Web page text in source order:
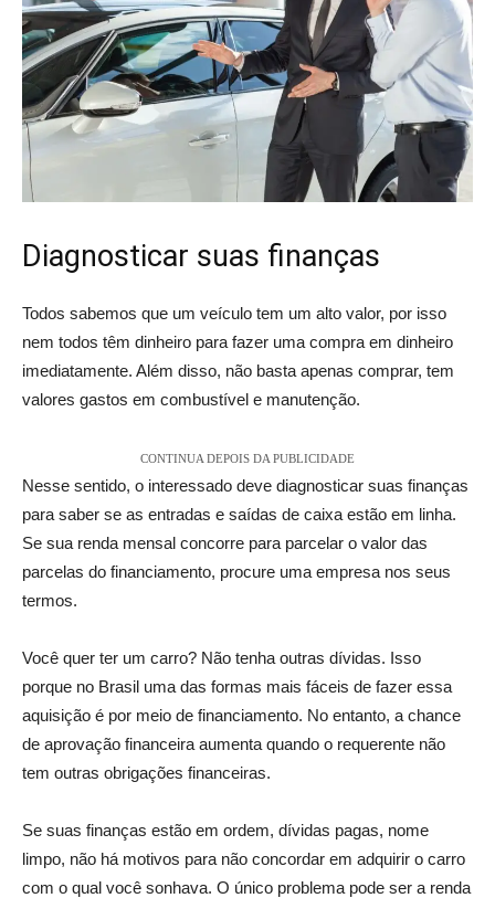
Diagnosticar suas finanças
Todos sabemos que um veículo tem um alto valor, por isso
nem todos têm dinheiro para fazer uma compra em dinheiro
imediatamente. Além disso, não basta apenas comprar, tem
valores gastos em combustível e manutenção.
CONTINUA DEPOIS DA PUBLICIDADE
Nesse sentido, o interessado deve diagnosticar suas finanças
para saber se as entradas e saídas de caixa estão em linha.
Se sua renda mensal concorre para parcelar o valor das
parcelas do financiamento, procure uma empresa nos seus
termos.
Você quer ter um carro? Não tenha outras dívidas. Isso
porque no Brasil uma das formas mais fáceis de fazer essa
aquisição é por meio de financiamento. No entanto, a chance
de aprovação financeira aumenta quando o requerente não
tem outras obrigações financeiras.
Se suas finanças estão em ordem, dívidas pagas, nome
limpo, não há motivos para não concordar em adquirir o carro
com o qual você sonhava. O único problema pode ser a renda